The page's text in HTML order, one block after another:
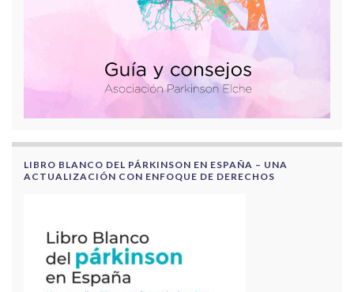
LIBRO BLANCO DEL PÁRKINSON EN ESPAÑA – UNA
ACTUALIZACIÓN CON ENFOQUE DE DERECHOS